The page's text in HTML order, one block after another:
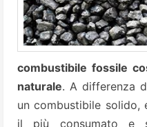
combustibile fossile
naturale. A differenza
un combustibile
il più consumato e